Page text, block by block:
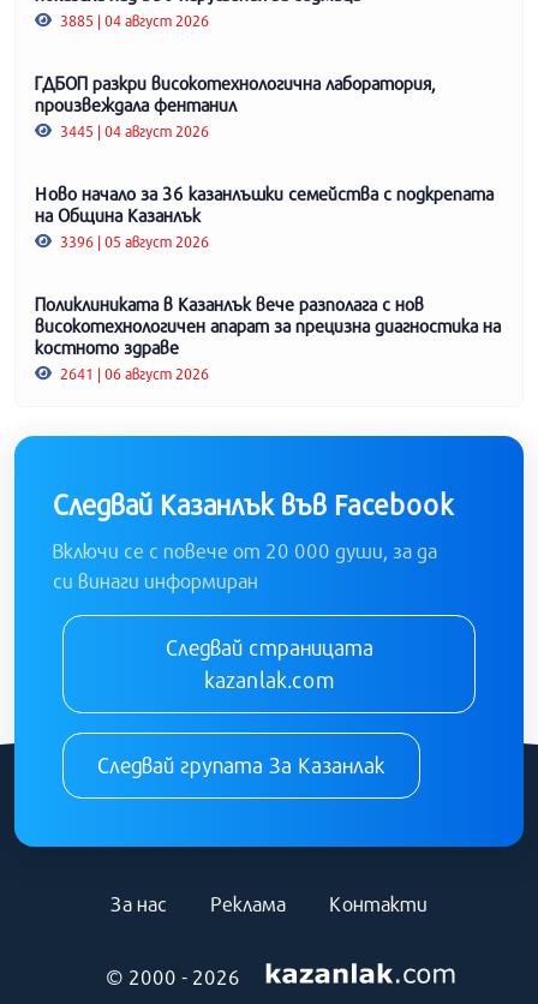
3885 | 04 август 2026
ГДБОП разкри високотехнологична лаборатория,
произвеждала фентанил
3445 | 04 август 2026
Ново начало за 36 казанлъшки семейства с подкрепата
на Община Казанлък
3396 | 05 август 2026
Поликлиниката в Казанлък вече разполага с нов
високотехнологичен апарат за прецизна диагностика на
костното здраве
2641 | 06 август 2026
Следвай Казанлък във Facebook
Включи се с повече от 20 000 души, за да
си винаги информиран
Следвай страницата
kazanlak.com
Следвай групата За Казанлак
© 2000 - 2026
За нас Реклама Контакти